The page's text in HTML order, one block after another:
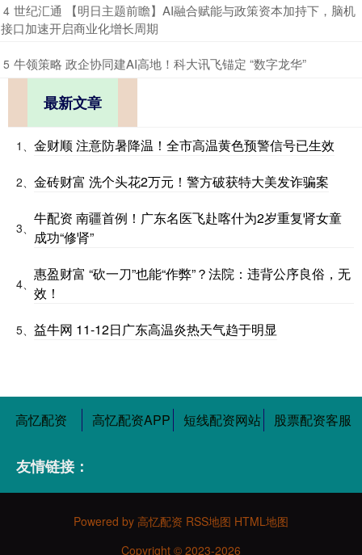
4 ​世纪汇通 【明日主题前瞻】AI融合赋能与政策资本加持下，脑机
接口加速开启商业化增长周期
5 ​牛领策略 政企协同建AI高地！科大讯飞锚定 “数字龙华”
最新文章
1、 金财顺 注意防暑降温！全市高温黄色预警信号已生效
2、 金砖财富 洗个头花2万元！警方破获特大美发诈骗案
3、
牛配资 南疆首例！广东名医飞赴喀什为2岁重复肾女童
成功“修肾”
4、
惠盈财富 “砍一刀”也能“作弊”？法院：违背公序良俗，无
效！
5、 益牛网 11-12日广东高温炎热天气趋于明显
高忆配资 高忆配资APP 短线配资网站 股票配资客服
友情链接：
Powered by 高忆配资 RSS地图 HTML地图
Copyright © 2023-2026